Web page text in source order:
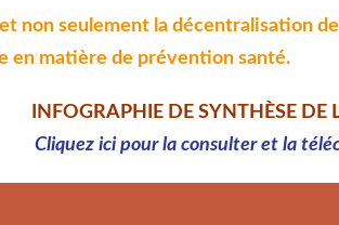
non seulement la décentralisation
en matière de prévention santé.
INFOGRAPHIE DE SYNTH ÈSE DE
Cliquez ici pour la consulter et la